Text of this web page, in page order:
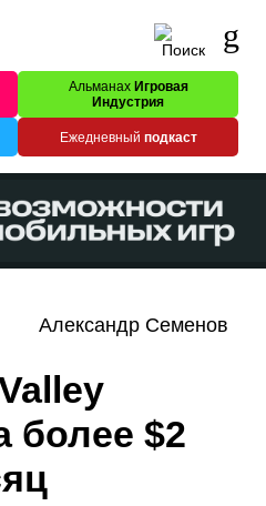
Альманах Игровая
Индустрия
Ежедневный подкаст
Александр Семенов
более $2